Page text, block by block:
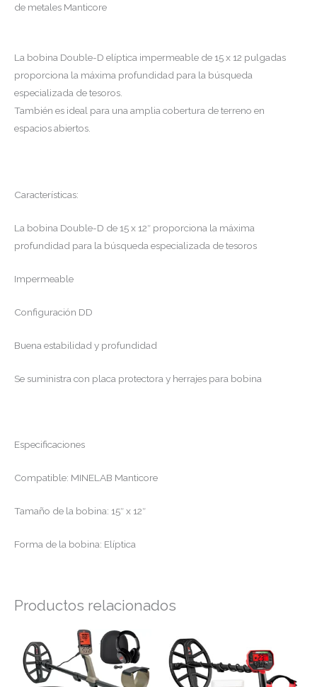
de metales Manticore
La bobina Double-D elíptica impermeable de 15 x 12 pulgadas
proporciona la máxima profundidad para la búsqueda
especializada de tesoros.
También es ideal para una amplia cobertura de terreno en
espacios abiertos.
Características:
La bobina Double-D de 15 x 12″ proporciona la máxima
profundidad para la búsqueda especializada de tesoros
Impermeable
Configuración DD
Buena estabilidad y profundidad
Se suministra con placa protectora y herrajes para bobina
Especificaciones
Compatible: MINELAB Manticore
Tamaño de la bobina: 15″ x 12″
Forma de la bobina: Elíptica
Productos relacionados